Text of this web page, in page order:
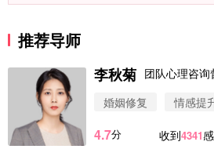
推荐导师
李秋菊 团队心理咨询
婚姻修复
情感提
4.7分 收到4341
微信用户 圆圈 通过此